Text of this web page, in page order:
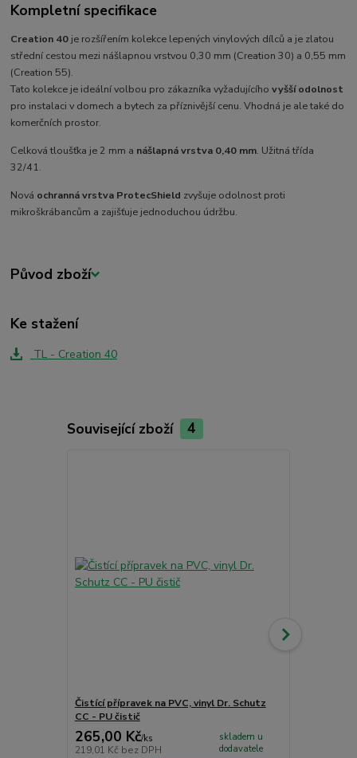
Kompletní specifikace
Creation 40 je rozšířením kolekce lepených vinylových dílců a je zlatou
střední cestou mezi nášlapnou vrstvou 0,30 mm (Creation 30) a 0,55 mm
(Creation 55).
Tato kolekce je ideální volbou pro zákazníka vyžadujícíhovyšší odolnost
pro instalaci v domech a bytech za příznivější cenu. Vhodná je ale také do
komerčních prostor.
Celková tloušťka je 2 mm a nášlapná vrstva 0,40 mm. Užitná třída
32/41.
Nová ochranná vrstva ProtecShield zvyšuje odolnost proti
mikroškrábancům a zajišťuje jednoduchou údržbu.
Původ zboží
Ke stažení
TL - Creation 40
Související zboží 4
Čistící přípravek na PVC, vinyl Dr. Schutz
CC - PU čistič
265,00 Kč/ks
219,01 Kč bez DPH
skladem u
dodavatele